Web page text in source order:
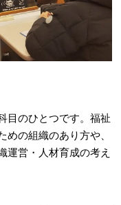
目のひとつです。福祉
の組織のあり方や、
運営・人材育成の考え